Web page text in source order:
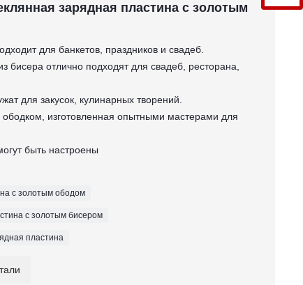
зарядная пластина с золотым
для банкетов, праздников и свадеб.
бисера отлично подходят для свадеб, ресторана,
для закусок, кулинарных творений.
изготовленная опытными мастерами для
быть настроены
с золотым ободом
с золотым бисером
пластина